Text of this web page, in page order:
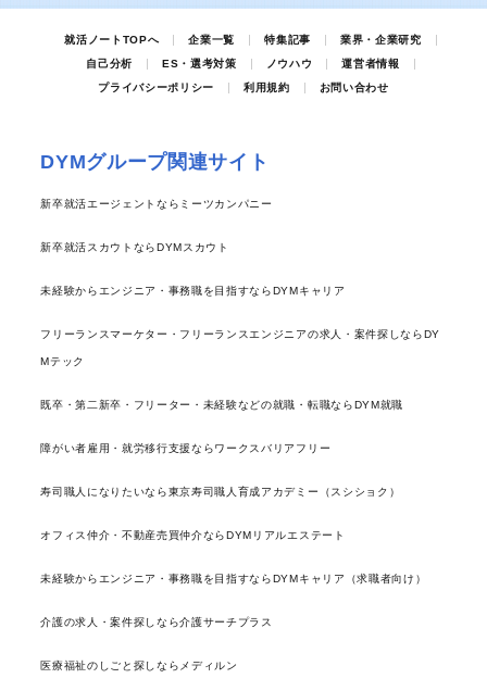
就活ノートTOPへ 企業一覧 特集記事
業界・企業研究
自己分析
ES・選考対策 ノウハウ
運営者情報
プライバシーポリシー
利用規約 お問い合わせ
DYMグループ関連サイト
新卒就活エージェントならミーツカンパニー
新卒就活スカウトならDYMスカウト
未経験からエンジニア・事務職を目指すならDYMキャリア
フリーランスマーケター・フリーランスエンジニアの求人・案件探しならDY
Mテック
既卒・第二新卒・フリーター・未経験などの就職・転職ならDYM就職
障がい者雇用・就労移行支援ならワークスバリアフリー
寿司職人になりたいなら東京寿司職人育成アカデミー（スシショク）
オフィス仲介・不動産売買仲介ならDYMリアルエステート
未経験からエンジニア・事務職を目指すならDYMキャリア（求職者向け）
介護の求人・案件探しなら介護サーチプラス
医療福祉のしごと探しならメディルン